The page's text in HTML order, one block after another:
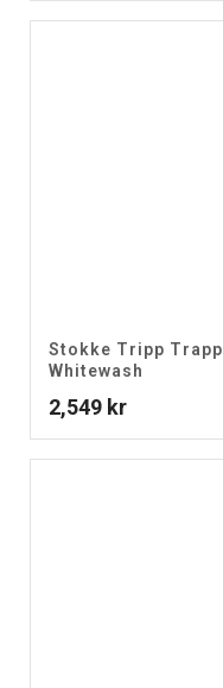
Stokke Tripp Trapp
Whitewash
2,549 kr